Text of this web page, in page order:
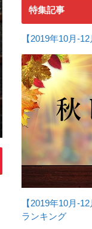
特集記事
【2019年10月-
【2019年10月-
ランキング